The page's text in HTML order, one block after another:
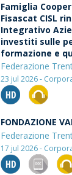
Famiglia
Fisascat CISL
Integrativo
investiti sulle
formazione e
Federazione
23 jul 2026 -
FONDAZIONE
Federazione
17 jul 2026 -